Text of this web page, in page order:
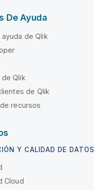
De Ayuda
de Qlik
de Qlik
de Qlik
recursos
Y CALIDAD DE DATOS
Cloud